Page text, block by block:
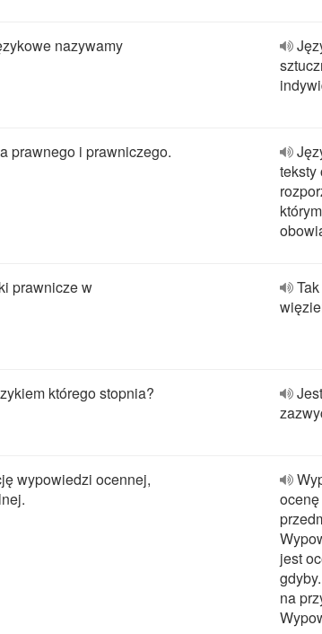
nazywamy
prawnego i prawniczego.
teksty
prawnicze w
którego stopnia?
wypowiedzi ocennej,
jest
na